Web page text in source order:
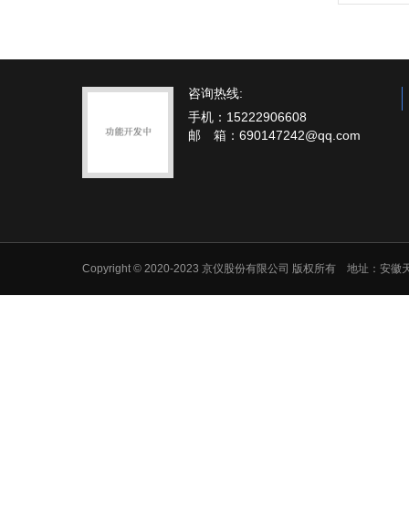
咨询热线:
手机：15222906608
邮 箱：690147242@qq.com
Copyright © 2020-2023 京仪股份有限公司 版权所有 地址：安